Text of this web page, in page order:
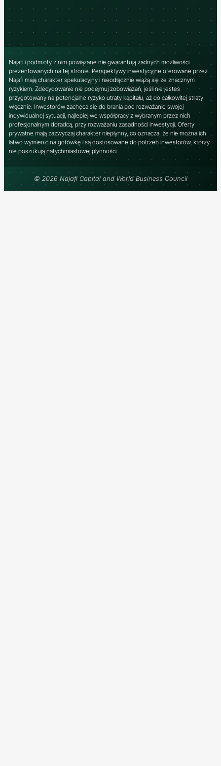
Najafi i podmioty z nim powiązane nie gwarantują żadnych możliwości
prezentowanych na tej stronie. Perspektywy inwestycyjne oferowane przez
Najafi mają charakter spekulacyjny i nieodłącznie wiążą się ze znacznym
ryzykiem. Zdecydowanie nie podejmuj zobowiązań, jeśli nie jesteś
przygotowany na potencjalne ryzyko utraty kapitału, aż do całkowitej straty
włącznie. Inwestorów zachęca się do brania pod rozważanie swojej
indywidualnej sytuacji, najlepiej we współpracy z wybranym przez nich
profesjonalnym doradcą, przy rozważaniu zasadności inwestycji. Oferty
prywatne mają zazwyczaj charakter niepłynny, co oznacza, że ​​nie można ich
łatwo wymienić na gotówkę i są dostosowane do potrzeb inwestorów, którzy
nie poszukują natychmiastowej płynności.
© 2026 Najafi Capital and World Business Council